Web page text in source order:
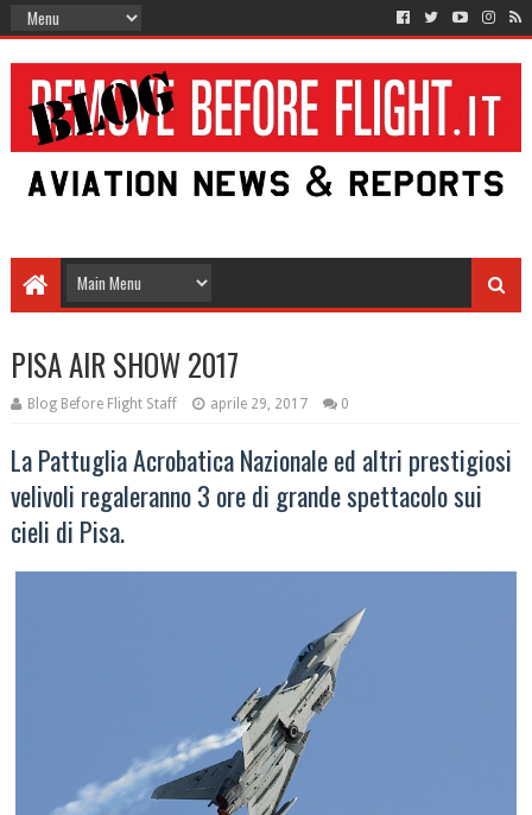
PISA AIR SHOW 2017
Blog Before Flight Staff aprile 29, 2017 0
La Pattuglia Acrobatica Nazionale ed altri prestigiosi
velivoli regaleranno 3 ore di grande spettacolo sui
cieli di Pisa.